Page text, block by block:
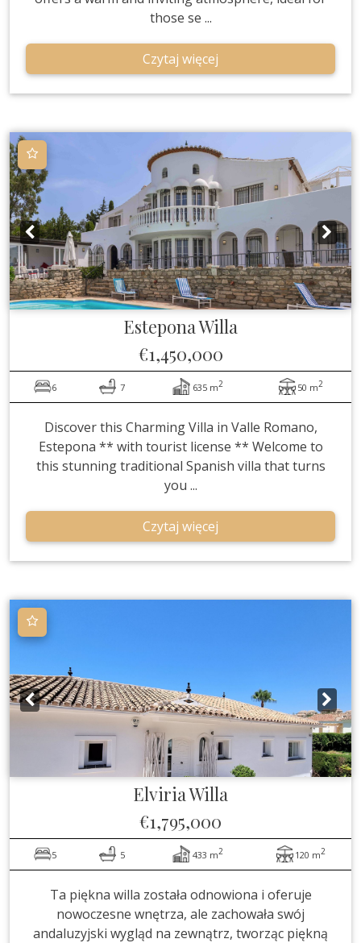
those se ...
Czytaj więcej
EsteponaWilla
€1,450,000
6 7 635 m2 50 m2
Discover this Charming Villa in Valle Romano,
Estepona ** with tourist license ** Welcome to
this stunning traditional Spanish villa that turns
you ...
Czytaj więcej
ElviriaWilla
€1,795,000
5 5 433 m2 120 m2
Ta piękna willa została odnowiona i oferuje
nowoczesne wnętrza, ale zachowała swój
andaluzyjski wygląd na zewnątrz, tworząc piękną